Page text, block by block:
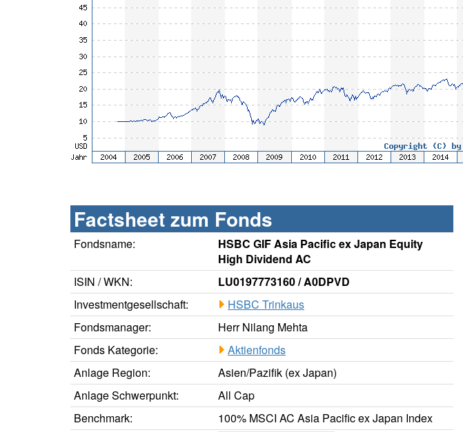
Factsheet zum Fonds
Fondsname:
HSBC GIF Asia Pacific ex Japan Equity
High Dividend AC
ISIN / WKN:
LU0197773160 / A0DPVD
Investmentgesellschaft:
HSBC Trinkaus
Fondsmanager:
Herr Nilang Mehta
Fonds Kategorie:
Aktienfonds
Anlage Region:
Asien/Pazifik (ex Japan)
Anlage Schwerpunkt:
All Cap
Benchmark:
100% MSCI AC Asia Pacific ex Japan Index